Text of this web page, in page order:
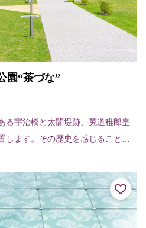
園“茶づな”
る宇治橋と太閤堤跡、莵道稚郎皇
します。その歴史を感じることが